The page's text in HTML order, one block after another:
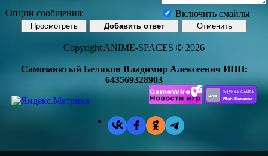
Опции сообщения: Включить смайлы
Copyright ANIME-SPACES © 2026
Самозанятый Беляков Владимир Алексеевич ИНН:
643569328903